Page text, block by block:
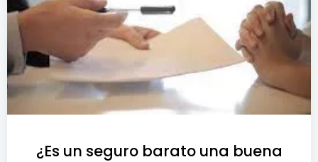
¿Es un seguro barato una buena